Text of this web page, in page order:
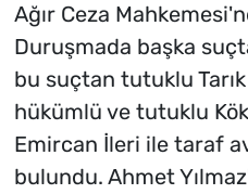
Ağır Ceza
Duruşmada başka
bu suçtan tutuklu
hükümlü ve tutuklu
Emircan İleri ile taraf
bulundu. Ahmet